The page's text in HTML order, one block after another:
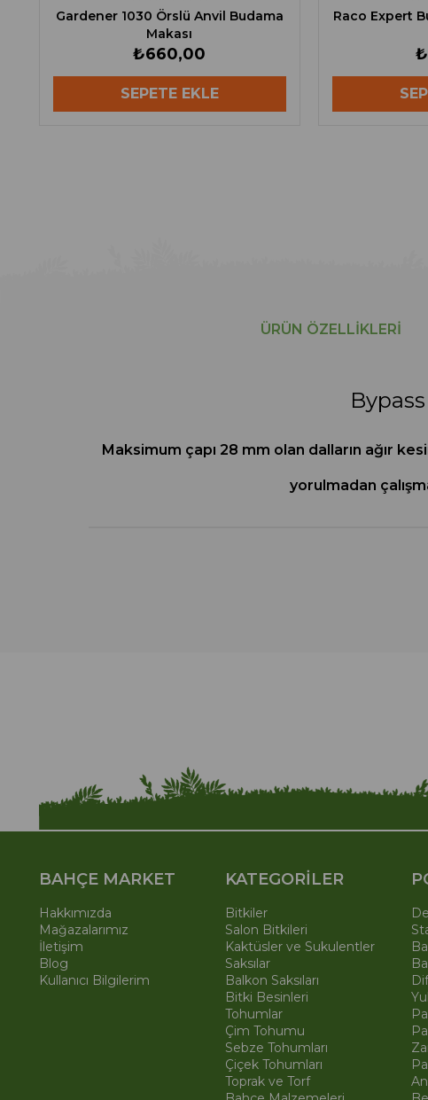
Gardener 1030 Örslü Anvil Budama
Makası
₺660,00
SEPETE EKLE
Raco Expert
ÜRÜN ÖZELLIKLERI
Maksimum çapı 28 mm olan dalların ağır
yorulmadan
BAHÇE MARKET
Hakkımızda
Mağazalarımız
İletişim
Blog
Kullanıcı Bilgilerim
KATEGORİLER
Bitkiler
Salon Bitkileri
Kaktüsler ve Sukulentler
Saksılar
Balkon Saksıları
Bitki Besinleri
Tohumlar
Çim Tohumu
Sebze Tohumları
Çiçek Tohumları
Toprak ve Torf